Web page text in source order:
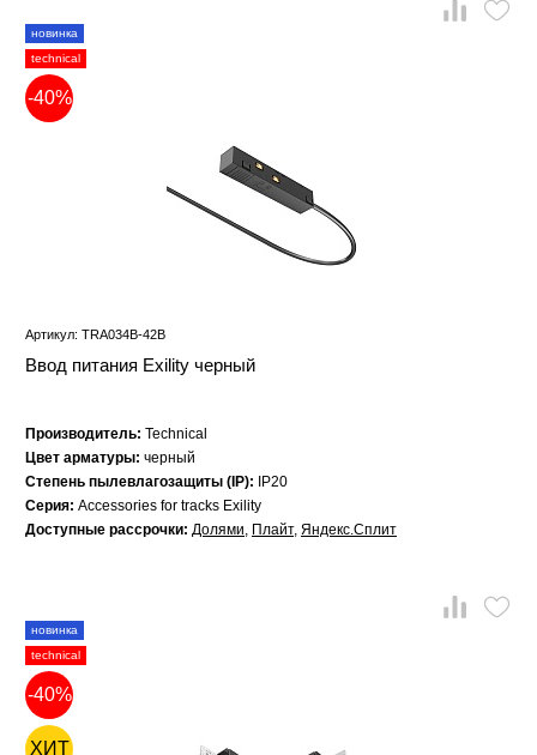
новинка
technical
-40%
Артикул: TRA034B-42B
Ввод питания Exility черный
Производитель: Technical
Цвет арматуры: черный
Степень пылевлагозащиты (IP):
IP20
Серия: Accessories for tracks Exility
Доступные рассрочки: Долями, Плайт, Яндекс.Сплит
новинка
technical
-40%
ХИТ